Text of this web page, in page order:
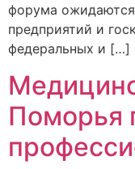
форума
предприятий и
федеральных и […]
Поморья